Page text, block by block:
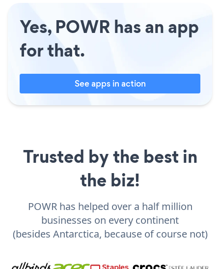
Yes, POWR has an app
for that.
See apps in action
Trusted by the best in
the biz!
POWR has helped over a half million
businesses on every continent
(besides Antarctica, because of course not)